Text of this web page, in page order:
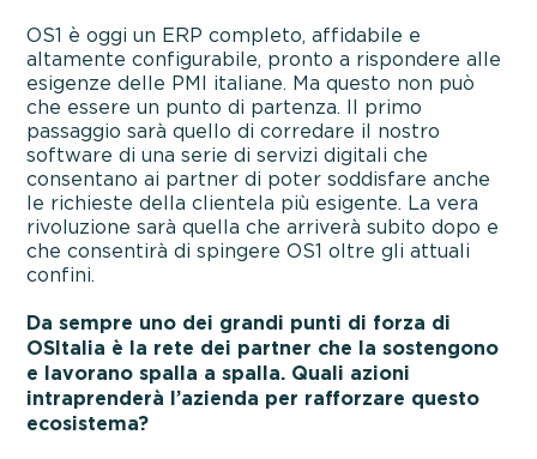
OS1 è oggi un ERP completo, affidabile e
altamente configurabile, pronto a rispondere alle
esigenze delle PMI italiane. Ma questo non può
che essere un punto di partenza. Il primo
passaggio sarà quello di corredare il nostro
software di una serie di servizi digitali che
consentano ai partner di poter soddisfare anche
le richieste della clientela più esigente. La vera
rivoluzione sarà quella che arriverà subito dopo e
che consentirà di spingere OS1 oltre gli attuali
confini.
Da sempre uno dei grandi punti di forza di
OSItalia è la rete dei partner che la sostengono
e lavorano spalla a spalla. Quali azioni
intraprenderà l’azienda per rafforzare questo
ecosistema?